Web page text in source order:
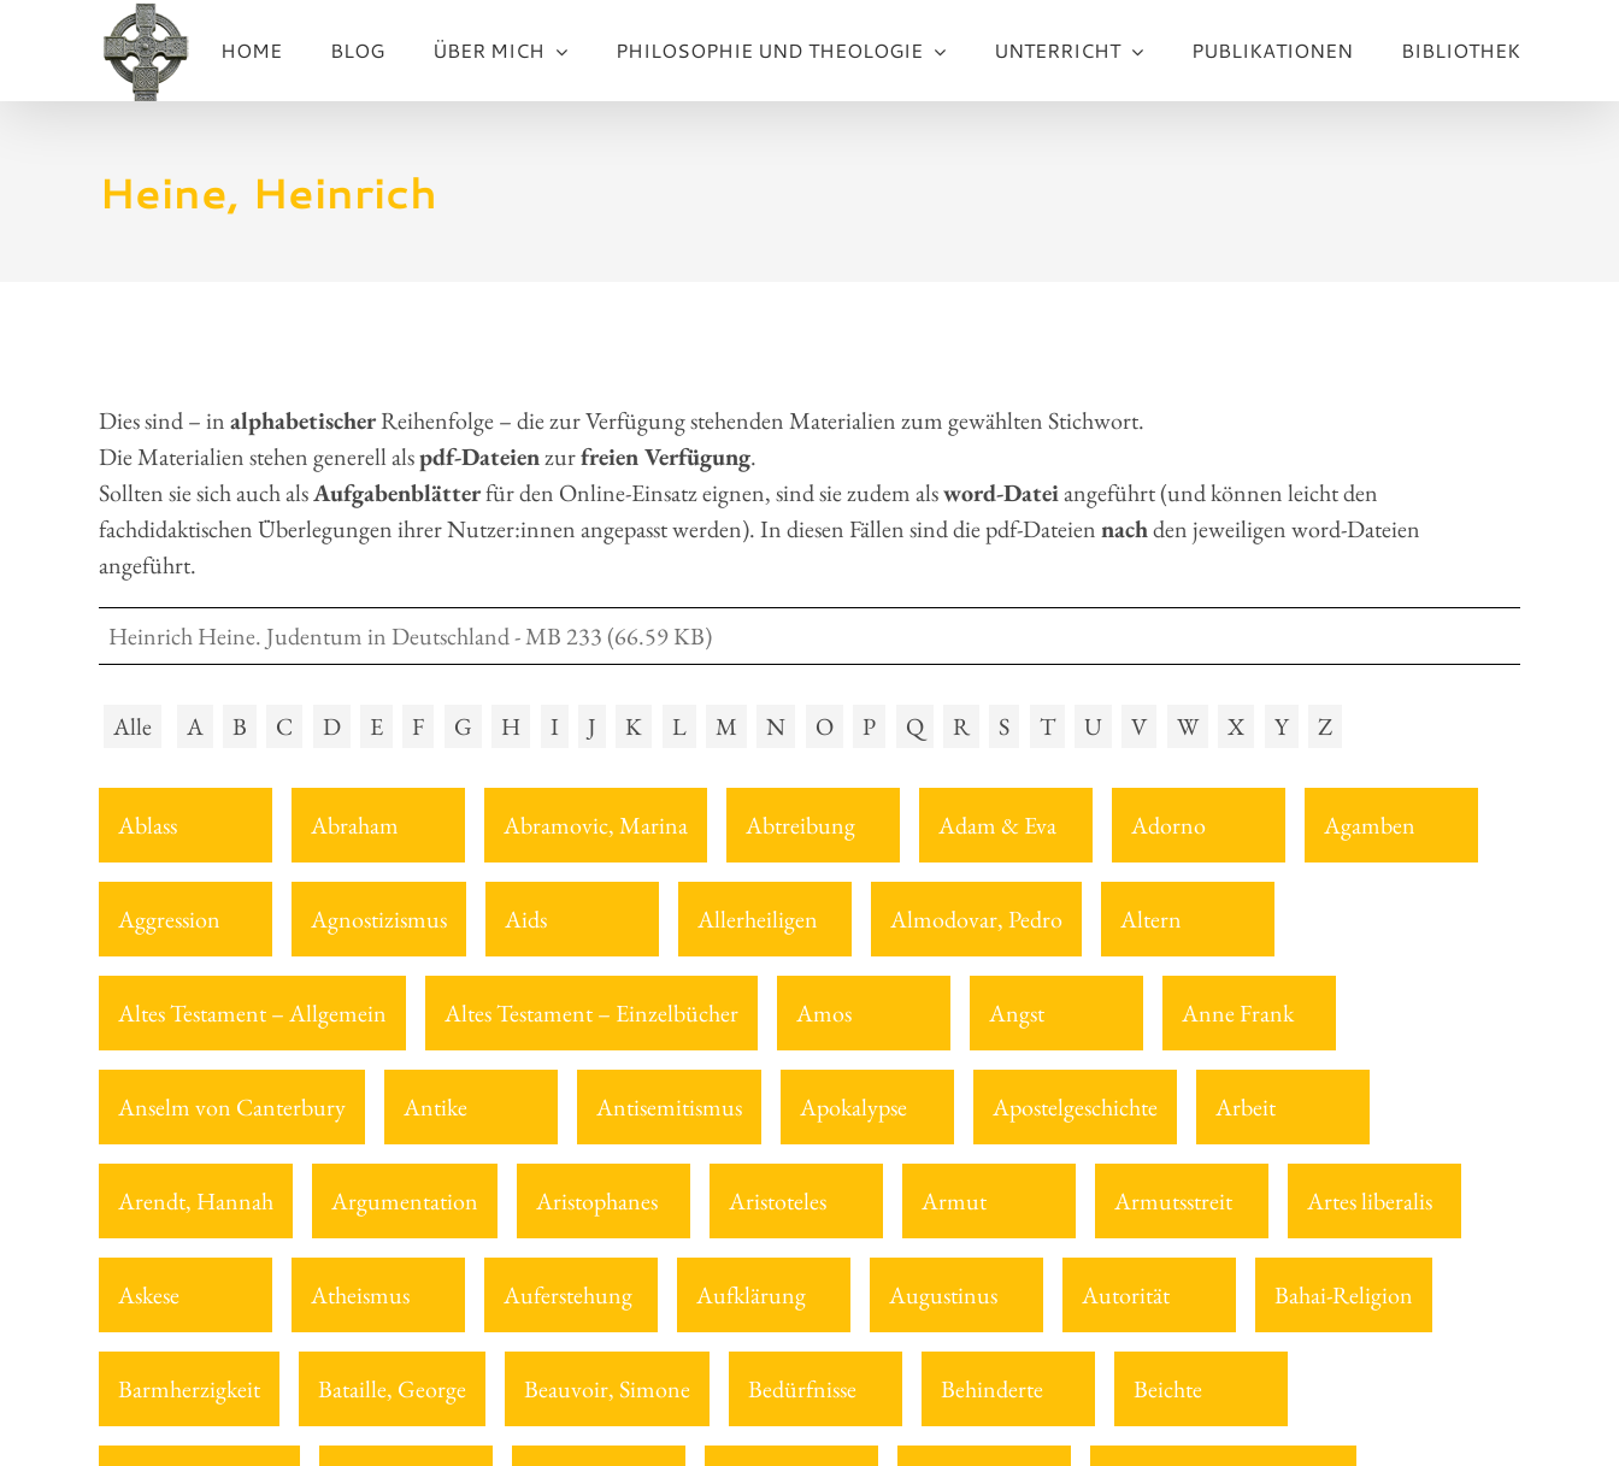
HOME BLOG ÜBER MICH PHILOSOPHIE UND THEOLOGIE UNTERRICHT PUBLIKATIONEN BIBLIOTHEK
Heine, Heinrich
Dies sind – inalphabetischerReihenfolge – die zur Verfügung stehenden Materialien zum gewählten Stichwort.
Die Materialien stehen generell alspdf-Dateienzurfreien Verfügung.
Sollten sie sich auch alsAufgabenblätterfür den Online-Einsatz eignen, sind sie zudem alsword-Dateiangeführt (und können leicht den
fachdidaktischen Überlegungen ihrer Nutzer:innen angepasst werden). In diesen Fällen sind die pdf-Dateiennachden jeweiligen word-Dateien
angeführt.
Heinrich Heine. Judentum in Deutschland - MB 233 (66.59 KB)
Alle A B C D E F G H I J K L M N O P Q R S T U V W X Y Z
Ablass Abraham Abramovic, Marina Abtreibung Adam & Eva Adorno Agamben
Aggression Agnostizismus Aids Allerheiligen Almodovar, Pedro Altern
Altes Testament – Allgemein Altes Testament – Einzelbücher Amos Angst Anne Frank
Anselm von Canterbury Antike Antisemitismus Apokalypse Apostelgeschichte Arbeit
Arendt, Hannah Argumentation Aristophanes Aristoteles Armut Armutsstreit Artes liberalis
Askese Atheismus Auferstehung Aufklärung Augustinus Autorität Bahai-Religion
Barmherzigkeit Bataille, George Beauvoir, Simone Bedürfnisse Behinderte Beichte